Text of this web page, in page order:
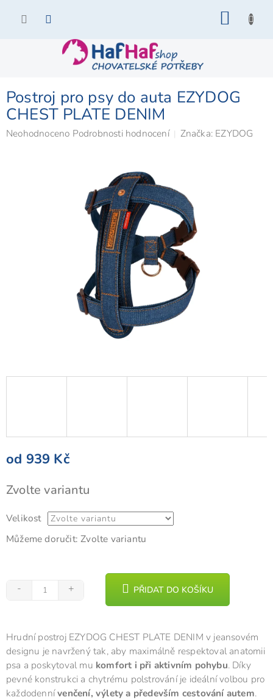
Postroj pro psy do auta EZYDOG
CHEST PLATE DENIM
Průměrné
Neohodnoceno Podrobnosti hodnocení Značka: EZYDOG
od 939 Kč
cena:
Zvolte variantu
Velikost
Můžeme doručit: Zvolte variantu
PŘIDAT DO KOŠÍKU
Hrudní postroj EZYDOG CHEST PLATE DENIM v jeansovém
designu je navržený tak, aby maximálně respektoval anatomii
psa a poskytoval mu komfort i při aktivním pohybu. Díky
pevné konstrukci a chytrému polstrování je ideální volbou pro
každodennívenčení, výlety a především cestování autem.